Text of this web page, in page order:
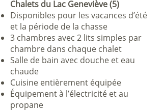
Chalets du Lac Geneviève (5)
Disponibles pour les vacances d’été
et la période de la chasse
3 chambres avec 2 lits simples par
chambre dans chaque chalet
Salle de bain avec douche et eau
chaude
Cuisine entièrement équipée
Équipement à l’électricité et au
propane